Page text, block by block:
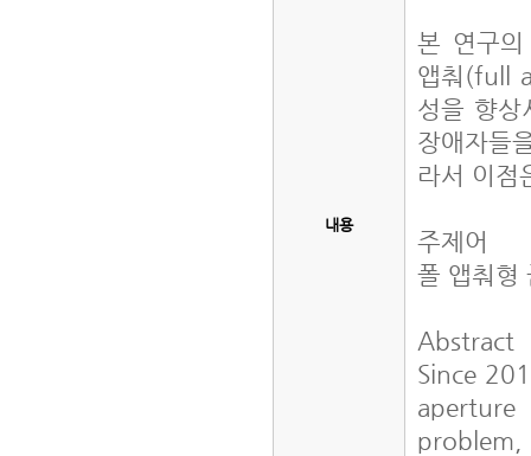
내용
본 연구의
앱춰(full
성을 향상
장애자들
라서 이점
주제어
폴 앱춰형
Abstract
Since
problem,